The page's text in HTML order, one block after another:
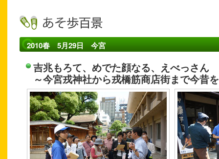
2010春 5月29日 今宮
吉兆もろて、めでた顔なる、えべっさん
～今宮戎神社から戎橋筋商店街まで今昔